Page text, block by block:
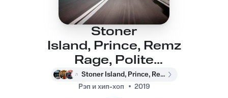
Stoner
Island, Prince, Remz
Rage, Polite
Adventures, Only1Stacy
- Friday Night
Stoner Island, Prince, Remz Rage, Polite Adventures, Only1Stacy
Рэп и хип-хоп
2019